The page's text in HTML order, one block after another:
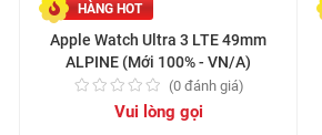
HÀNG HOT
Apple Watch Ultra 3 LTE 49mm
ALPINE (Mới 100% - VN/A)
(0 đánh giá)
Vui lòng gọi